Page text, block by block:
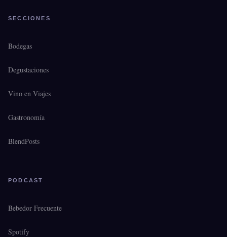
SECCIONES
Bodegas
Degustaciones
Vino en Viajes
Gastronomía
BlendPosts
PODCAST
Bebedor Frecuente
Spotify